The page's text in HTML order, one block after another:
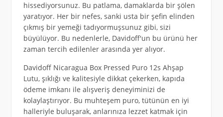
hissediyorsunuz. Bu patlama, damaklarda bir şölen
yaratıyor. Her bir nefes, sanki usta bir şefin elinden
çıkmış bir yemeği tadıyormuşsunuz gibi, sizi
büyülüyor. Bu nedenlerle, Davidoff'un bu ürünü her
zaman tercih edilenler arasında yer alıyor.
Davidoff Nicaragua Box Pressed Puro 12s Ahşap
Lutu, şıklığı ve kalitesiyle dikkat çekerken, kapıda
ödeme imkanı ile alışveriş deneyiminizi de
kolaylaştırıyor. Bu muhteşem puro, tütünün en iyi
halleriyle buluşarak, anlarınıza lezzet katmak için